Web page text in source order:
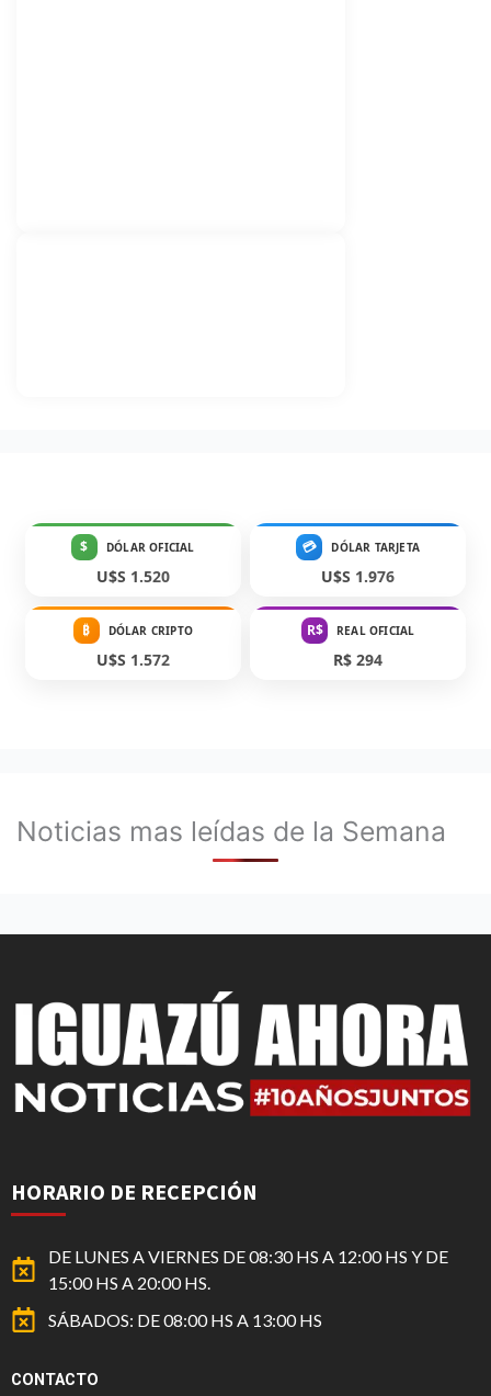
$ DÓLAR OFICIAL
U$S 1.520
💳 DÓLAR TARJETA
U$S 1.976
₿ DÓLAR CRIPTO
U$S 1.572
R$ REAL OFICIAL
R$ 294
Noticias mas leídas de la Semana
HORARIO DE RECEPCIÓN
DE LUNES A VIERNES DE 08:30 HS A 12:00 HS Y DE
15:00 HS A 20:00 HS.
SÁBADOS: DE 08:00 HS A 13:00 HS
CONTACTO